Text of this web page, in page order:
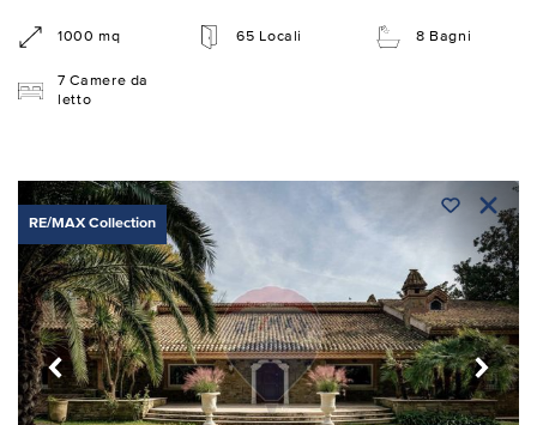
1000 mq 65 Locali 8 Bagni
7 Camere da
letto
RE/MAX Collection